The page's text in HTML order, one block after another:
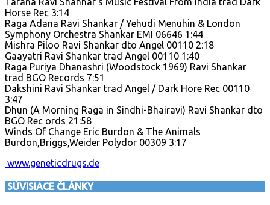
Horse Rec 3:14
Raga Adana Ravi Shankar / Yehudi Menuhin & London
Symphony Orchestra Shankar EMI 06646 1:44
Mishra Piloo Ravi Shankar dto Angel 00110 2:18
Gaayatri Ravi Shankar trad Angel 00110 1:40
Raga Puriya Dhanashri (Woodstock 1969) Ravi Shankar
trad BGO Records 7:51
Dakshini Ravi Shankar trad Angel / Dark Hore Rec 00110
3:47
Dhun (A Morning Raga in Sindhi-Bhairavi) Ravi Shankar dto
BGO Rec ords 21:58
Winds Of Change Eric Burdon & The Animals
Burdon,Briggs,Weider Polydor 00309 3:17
www.geneticdrugs.de
SÚVISIACE ČLÁNKY